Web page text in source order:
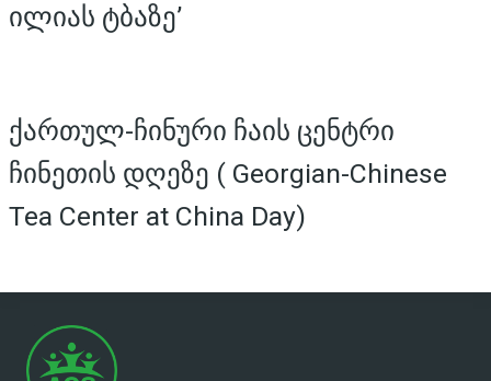
ილიას ტბაზე’
ქართულ-ჩინური ჩაის ცენტრი
ჩინეთის დღეზე ( Georgian-Chinese
Tea Center at China Day)